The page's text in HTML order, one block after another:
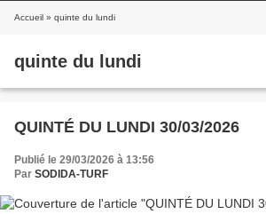
Accueil » quinte du lundi
quinte du lundi
QUINTÉ DU LUNDI 30/03/2026
Publié le 29/03/2026 à 13:56
Par SODIDA-TURF